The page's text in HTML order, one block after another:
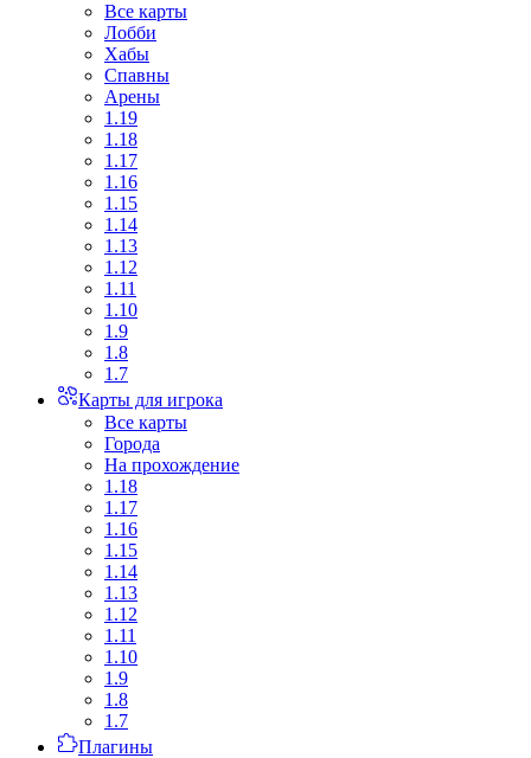
Все карты
Лобби
Хабы
Спавны
Арены
1.19
1.18
1.17
1.16
1.15
1.14
1.13
1.12
1.11
1.10
1.9
1.8
1.7
Карты для игрока
Все карты
Города
На прохождение
1.18
1.17
1.16
1.15
1.14
1.13
1.12
1.11
1.10
1.9
1.8
1.7
Плагины